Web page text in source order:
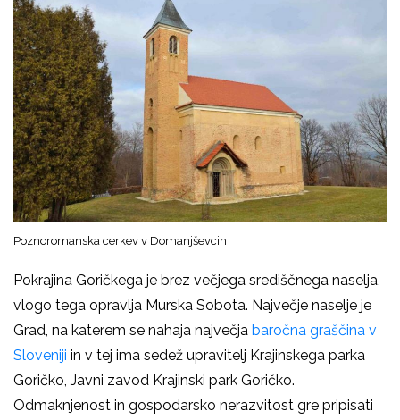
Poznoromanska cerkev v Domanjševcih
Pokrajina Goričkega je brez večjega središčnega naselja,
vlogo tega opravlja Murska Sobota. Največje naselje je
Grad, na katerem se nahaja največja baročna graščina v
Sloveniji in v tej ima sedež upravitelj Krajinskega parka
Goričko, Javni zavod Krajinski park Goričko.
Odmaknjenost in gospodarsko nerazvitost gre pripisati